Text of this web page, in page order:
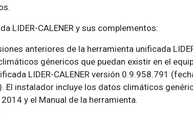
LIDER-CALENER y sus complementos:
anteriores de la herramienta unificada
génericos que puedan existir en el
LIDER-CALENER versión 0.9.958.791
El instalador incluye los datos climáticos
y el Manual de la herramienta.